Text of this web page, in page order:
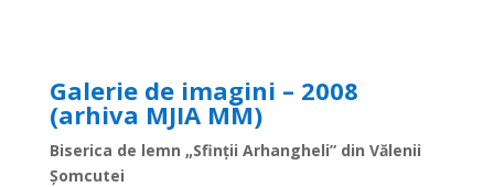
Galerie de imagini – 2008
(arhiva MJIA MM)
Biserica de lemn „Sfinții Arhangheli” din Vălenii
Şomcutei